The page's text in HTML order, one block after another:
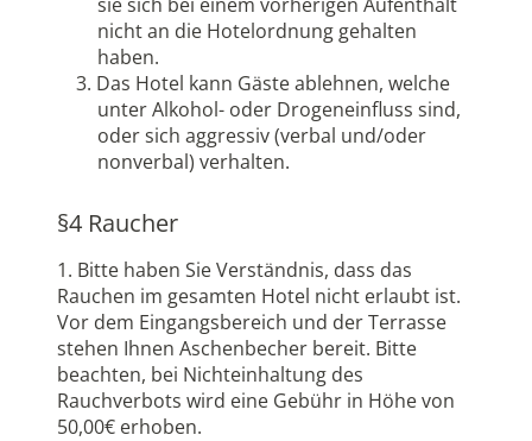
nicht an die Hotelordnung gehalten
haben.
Das Hotel kann Gäste ablehnen, welche
unter Alkohol- oder Drogeneinfluss sind,
oder sich aggressiv (verbal und/oder
nonverbal) verhalten.
§4 Raucher
1. Bitte haben Sie Verständnis, dass das
Rauchen im gesamten Hotel nicht erlaubt ist.
Vor dem Eingangsbereich und der Terrasse
stehen Ihnen Aschenbecher bereit. Bitte
beachten, bei Nichteinhaltung des
Rauchverbots wird eine Gebühr in Höhe von
50,00€ erhoben.